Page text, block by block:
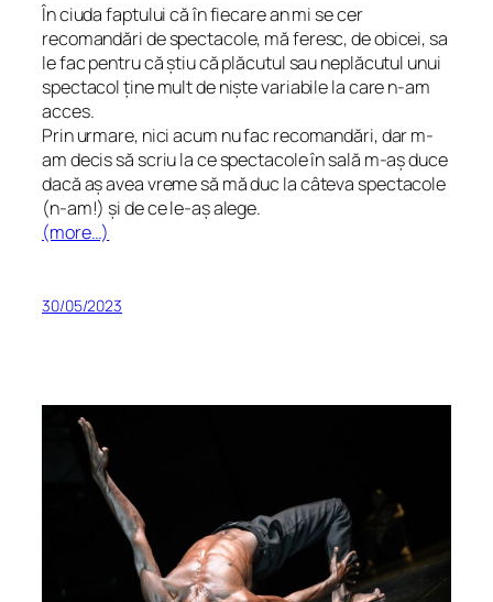
În ciuda faptului că în fiecare an mi se cer
recomandări de spectacole, mă feresc, de obicei, sa
le fac pentru că știu că plăcutul sau neplăcutul unui
spectacol ține mult de niște variabile la care n-am
acces.
Prin urmare, nici acum nu fac recomandări, dar m-
am decis să scriu la ce spectacole în sală m-aș duce
dacă aș avea vreme să mă duc la câteva spectacole
(n-am!) și de ce le-aș alege.
(more…)
30/05/2023